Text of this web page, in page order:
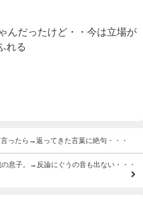
んだったけど・・今は立場が
れる
ったら→返ってきた言葉に絶句・・・
息子。→反論にぐうの音も出ない・・・